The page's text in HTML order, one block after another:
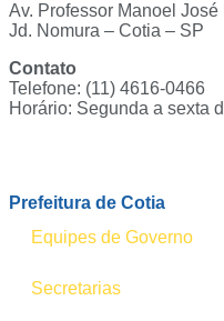
Av. Professor Manoel José
Jd. Nomura – Cotia – SP
Contato
Telefone: (11) 4616-0466
Horário: Segunda a sexta
Prefeitura de Cotia
Equipes de Governo
Secretarias